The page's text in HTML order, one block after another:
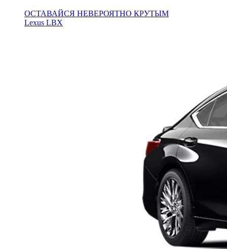
ОСТАВАЙСЯ НЕВЕРОЯТНО КРУТЫМ
Lexus LBX